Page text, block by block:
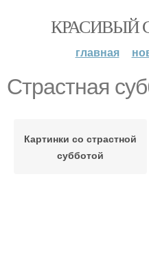
КРАСИВЫЙ
главная
Страстная
Картинки со страстной
субботой